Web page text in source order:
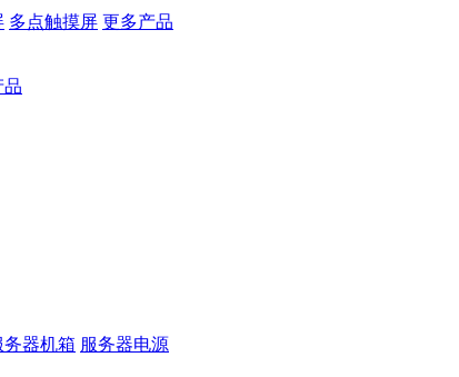
多点触摸屏 更多产品
品
务器机箱 服务器电源